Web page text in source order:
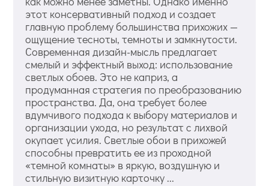
этот консервативный подход и создает
главную проблему большинства прихожих —
ощущение тесноты, темноты и замкнутости.
Современная дизайн-мысль предлагает
смелый и эффектный выход: использование
светлых обоев. Это не каприз, а
продуманная стратегия по преобразованию
пространства. Да, она требует более
вдумчивого подхода к выбору материалов и
организации ухода, но результат с лихвой
окупает усилия. Светлые обои в прихожей
способны превратить ее из проходной
«темной комнаты» в яркую, воздушную и
стильную визитную карточку ...